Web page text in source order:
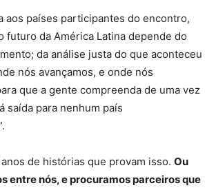
aos países participantes do encontro,
futuro da América Latina depende do
da análise justa do que aconteceu
nós avançamos, e onde nós
que a gente compreenda de uma vez
saída para nenhum país
de histórias que provam isso. Ou
entre nós, e procuramos parceiros que